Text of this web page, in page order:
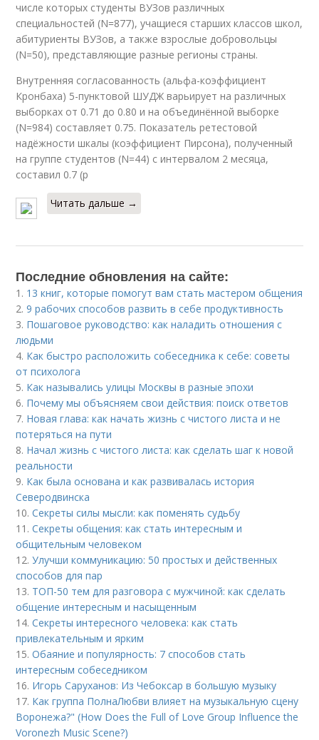
числе которых студенты ВУЗов различных
специальностей (N=877), учащиеся старших классов школ,
абитуриенты ВУЗов, а также взрослые добровольцы
(N=50), представляющие разные регионы страны.
Внутренняя согласованность (альфа-коэффициент
Кронбаха) 5-пунктовой ШУДЖ варьирует на различных
выборках от 0.71 до 0.80 и на объединённой выборке
(N=984) составляет 0.75. Показатель ретестовой
надёжности шкалы (коэффициент Пирсона), полученный
на группе студентов (N=44) с интервалом 2 месяца,
составил 0.7 (p
Читать дальше →
Последние обновления на сайте:
1. 13 книг, которые помогут вам стать мастером общения
2.9 рабочих способов развить в себе продуктивность
3. Пошаговое руководство: как наладить отношения с
людьми
4. Как быстро расположить собеседника к себе: советы
от психолога
5. Как назывались улицы Москвы в разные эпохи
6. Почему мы объясняем свои действия: поиск ответов
7. Новая глава: как начать жизнь с чистого листа и не
потеряться на пути
8. Начал жизнь с чистого листа: как сделать шаг к новой
реальности
9. Как была основана и как развивалась история
Северодвинска
10.Секреты силы мысли: как поменять судьбу
11.Секреты общения: как стать интересным и
общительным человеком
12.Улучши коммуникацию: 50 простых и действенных
способов для пар
13. ТОП-50 тем для разговора с мужчиной: как сделать
общение интересным и насыщенным
14.Секреты интересного человека: как стать
привлекательным и ярким
15.Обаяние и популярность: 7 способов стать
интересным собеседником
16. Игорь Саруханов: Из Чебоксар в большую музыку
17. Как группа ПолнаЛюбви влияет на музыкальную сцену
Воронежа?" (How Does the Full of Love Group Influence the
Voronezh Music Scene?)